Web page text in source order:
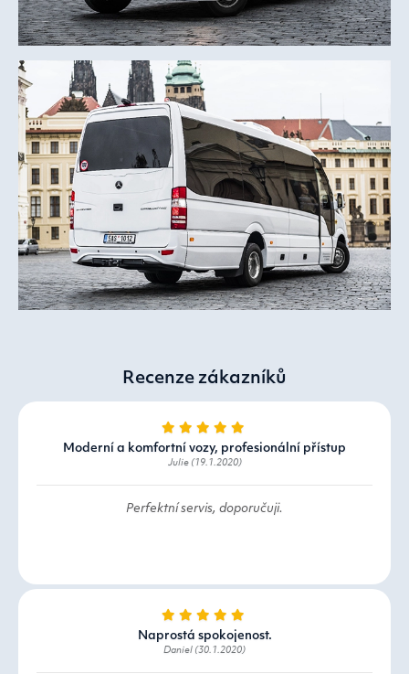
Recenze zákazníků
Moderní a komfortní vozy, profesionální přístup
Julie (19.1.2020)
Perfektní servis, doporučuji.
Naprostá spokojenost.
Daniel (30.1.2020)